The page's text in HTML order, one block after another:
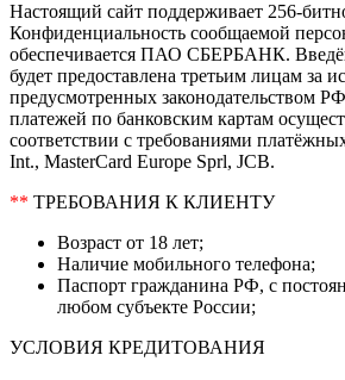
Настоящий сайт поддерживает 256-
Конфиденциальность сообщаемой
обеспечивается ПАО СБЕРБАНК.
будет предоставлена третьим лицам за
предусмотренных законодательством
платежей по банковским картам
соответствии с требованиями
Int., MasterCard Europe Sprl, JCB.
** ТРЕБОВАНИЯ К КЛИЕНТУ
Возраст от 18 лет;
Наличие мобильного телефона;
Паспорт гражданина РФ, с
любом субъекте России;
УСЛОВИЯ КРЕДИТОВАНИЯ